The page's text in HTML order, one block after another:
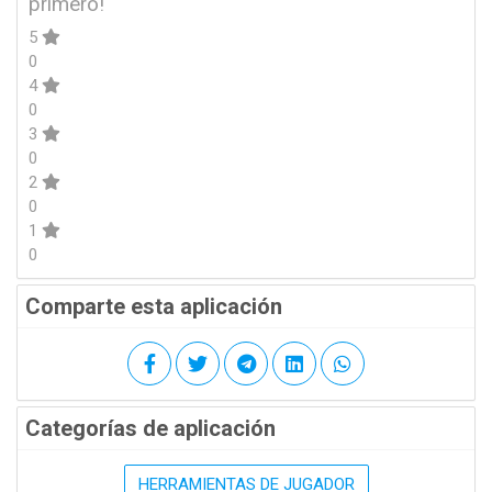
5
0
4
0
3
0
2
0
1
0
Comparte esta aplicación
Categorías de aplicación
HERRAMIENTAS DE JUGADOR